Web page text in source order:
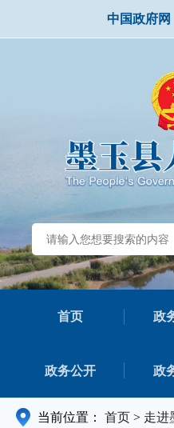
中国政府网
首页 政
政务公开 政
当前位置： 首页 > 走进